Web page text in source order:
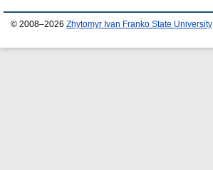
© 2008–2026 Zhytomyr Ivan Franko State University